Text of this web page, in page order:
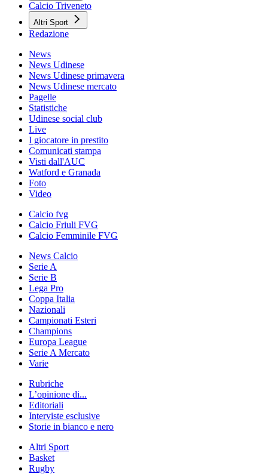
Calcio Triveneto
Altri Sport
Redazione
News
News Udinese
News Udinese primavera
News Udinese mercato
Pagelle
Statistiche
Udinese social club
Live
I giocatore in prestito
Comunicati stampa
Visti dall'AUC
Watford e Granada
Foto
Video
Calcio fvg
Calcio Friuli FVG
Calcio Femminile FVG
News Calcio
Serie A
Serie B
Lega Pro
Coppa Italia
Nazionali
Campionati Esteri
Champions
Europa League
Serie A Mercato
Varie
Rubriche
L’opinione di...
Editoriali
Interviste esclusive
Storie in bianco e nero
Altri Sport
Basket
Rugby